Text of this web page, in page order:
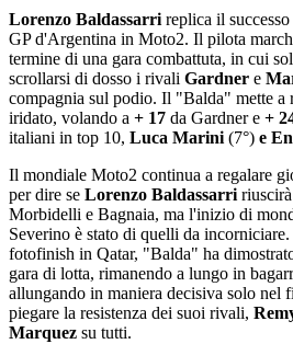
Lorenzo Baldassarri replica il
GP d'Argentina in Moto2. Il pilota
termine di una gara combattuta, in cui
scrollarsi di dosso i rivali Gardner e
compagnia sul podio. Il "Balda" mette
iridato, volando a + 17 da Gardner e +
italiani in top 10, Luca Marini (7°) e
Il mondiale Moto2 continua a regalare
per dire se Lorenzo Baldassarri
Morbidelli e Bagnaia, ma l'inizio di
Severino è stato di quelli da
fotofinish in Qatar, "Balda" ha
gara di lotta, rimanendo a lungo in
allungando in maniera decisiva solo nel
piegare la resistenza dei suoi rivali,
Marquez su tutti.